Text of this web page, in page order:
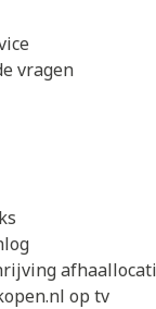
vragen
op tv